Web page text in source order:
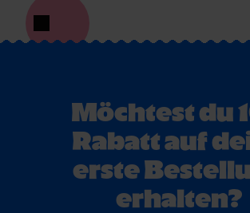
Möchtest du
Rabatt auf
erste
erhalten?